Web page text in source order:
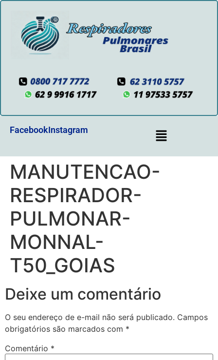
FacebookInstagram
MANUTENCAO-
RESPIRADOR-
PULMONAR-
MONNAL-
T50_GOIAS
Deixe um comentário
O seu endereço de e-mail não será publicado. Campos
obrigatórios são marcados com *
Comentário *